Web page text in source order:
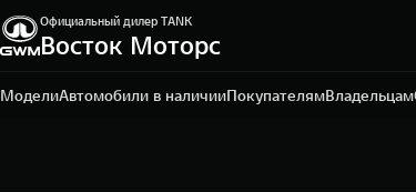
Официальный дилер TANK
Восток Моторс
МоделиАвтомобили в наличииПокупателямВладельцам
Пермь, ш. Космонавтов, 328/1
+7 342 205-51-19